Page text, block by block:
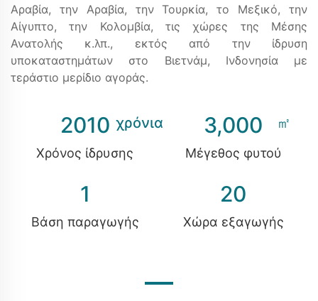
Αραβία, την Αραβία, την Τουρκία, το Μεξικό, την
Αίγυπτο, την Κολομβία, τις χώρες της Μέσης
Ανατολής κ.λπ., εκτός από την ίδρυση
υποκαταστημάτων στο Βιετνάμ, Ινδονησία με
τεράστιο μερίδιο αγοράς.
2010
Χρόνος ίδρυσης
3,000
Μέγεθος φυτού
1
Βάση παραγωγής
20
Χώρα εξαγωγής